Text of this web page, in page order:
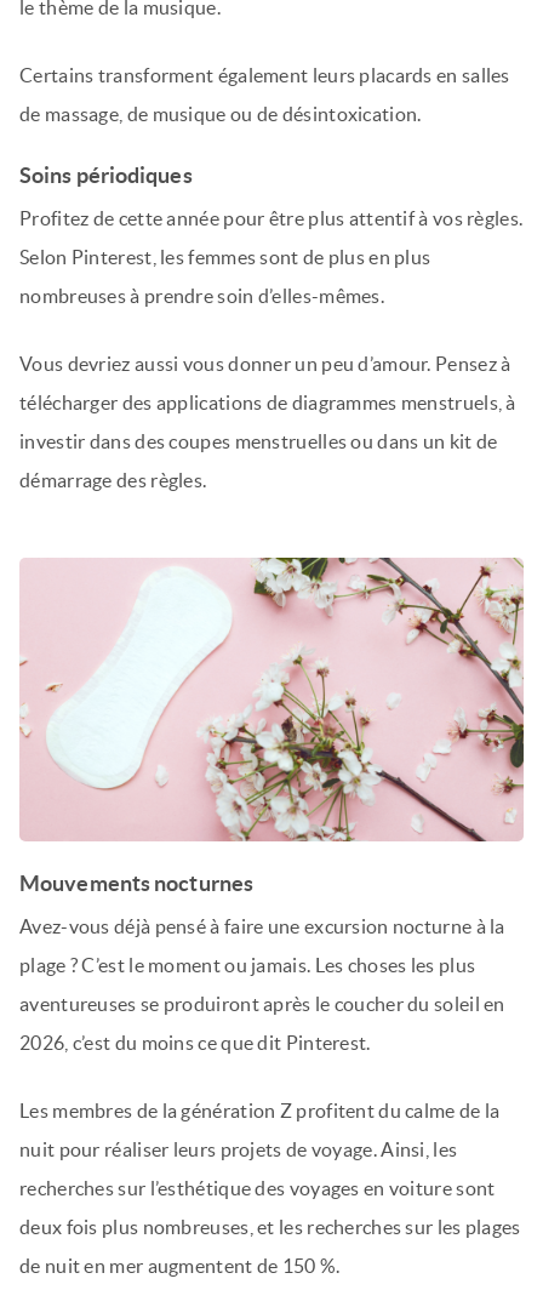
le thème de la musique.
Certains transforment également leurs placards en salles
de massage, de musique ou de désintoxication.
Soins périodiques
Profitez de cette année pour être plus attentif à vos règles.
Selon Pinterest, les femmes sont de plus en plus
nombreuses à prendre soin d’elles-mêmes.
Vous devriez aussi vous donner un peu d’amour. Pensez à
télécharger des applications de diagrammes menstruels, à
investir dans des coupes menstruelles ou dans un kit de
démarrage des règles.
Mouvements nocturnes
Avez-vous déjà pensé à faire une excursion nocturne à la
plage ? C’est le moment ou jamais. Les choses les plus
aventureuses se produiront après le coucher du soleil en
2026, c’est du moins ce que dit Pinterest.
Les membres de la génération Z profitent du calme de la
nuit pour réaliser leurs projets de voyage. Ainsi, les
recherches sur l’esthétique des voyages en voiture sont
deux fois plus nombreuses, et les recherches sur les plages
de nuit en mer augmentent de 150 %.